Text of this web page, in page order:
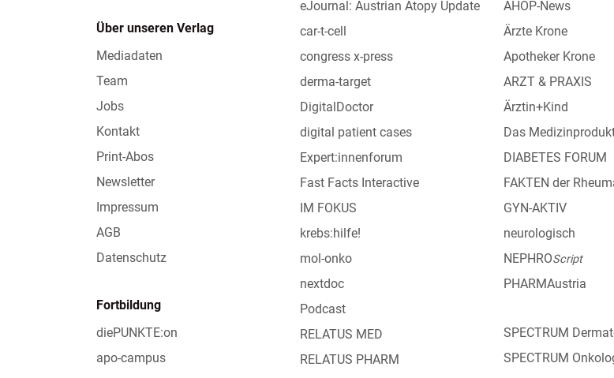
Über unseren Verlag
Mediadaten
Team
Jobs
Kontakt
Print-Abos
Newsletter
Impressum
AGB
Datenschutz
Fortbildung
diePUNKTE:on
apo-campus
eJournal: Austrian Atopy Update
car-t-cell
congress x-press
derma-target
DigitalDoctor
digital patient cases
Expert:innenforum
Fast Facts Interactive
IM FOKUS
krebs:hilfe!
mol-onko
nextdoc
Podcast
RELATUS MED
RELATUS PHARM
AHOP-News
Ärzte Krone
Apotheker Krone
ARZT & PRAXIS
Ärztin+Kind
Das
DIABETES FORUM
FAKTEN der
GYN-AKTIV
neurologisch
NEPHROScript
PHARMAustria
SPECTRUM
SPECTRUM